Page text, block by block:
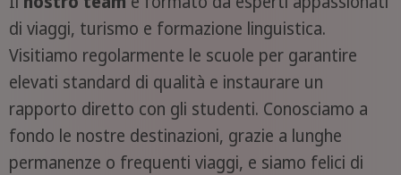
di viaggi, turismo e formazione linguistica.
Visitiamo regolarmente le scuole per garantire
elevati standard di qualità e instaurare un
rapporto diretto con gli studenti. Conosciamo a
fondo le nostre destinazioni, grazie a lunghe
permanenze o frequenti viaggi, e siamo felici di